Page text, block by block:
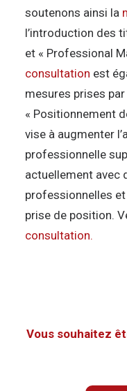
soutenons ainsi la
l’introduction des
et « Professional
consultation est
mesures prises
« Positionnement
vise à augmenter
professionnelle
actuellement avec
professionnelles
prise de position.
consultation.
Vous souhaitez